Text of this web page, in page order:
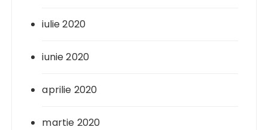
iulie 2020
iunie 2020
aprilie 2020
martie 2020